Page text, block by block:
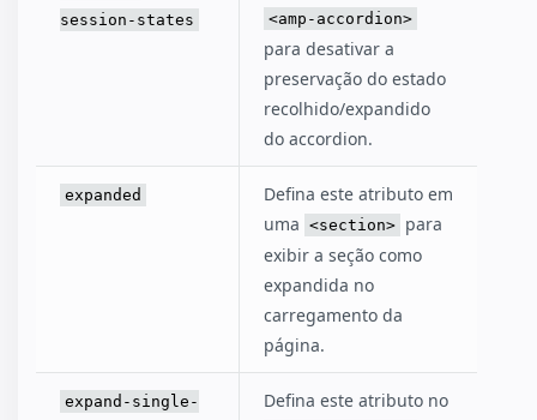
session-states
<amp-accordion>
para desativar a
preservação do estado
recolhido/expandido
do accordion.
expanded
Defina este atributo em
uma <section> para
exibir a seção como
expandida no
carregamento da
página.
expand-single-
Defina este atributo no